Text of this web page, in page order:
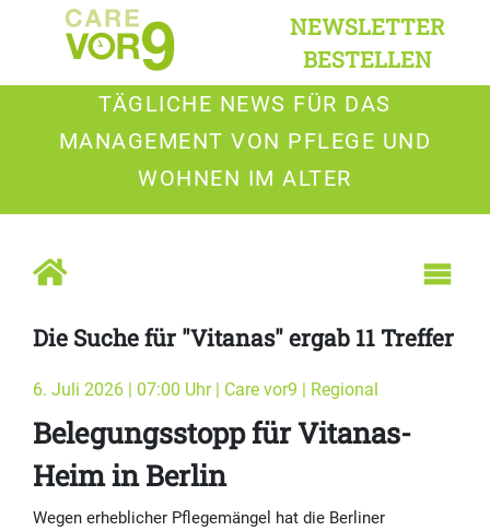
NEWSLETTER
BESTELLEN
TÄGLICHE NEWS FÜR DAS
MANAGEMENT VON PFLEGE UND
WOHNEN IM ALTER
Die Suche für "Vitanas" ergab 11 Treffer
6. Juli 2026 | 07:00 Uhr | Care vor9 | Regional
Belegungsstopp für Vitanas-
Heim in Berlin
Wegen erheblicher Pflegemängel hat die Berliner